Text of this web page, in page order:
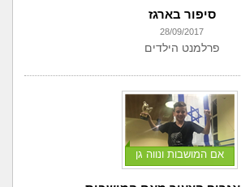
סיפור בארגז
28/09/2017
פרלמנט הילדים
אם המושבות ונווה גן